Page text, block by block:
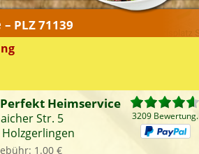
App
Sortierung:
Bewertung
– PLZ 71139
Perfekt Heimservice
Str. 5
Holzgerlingen
1.00 €
3209 Bewertung.